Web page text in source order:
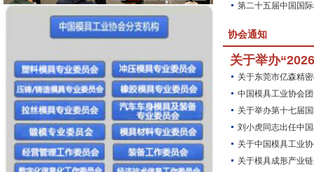
第二十五届中国国
协会通知
关于举办
关于东莞市亿森精
中国模具工业协会
关于举办第十七届
刘小虎同志出任中
关于中国模具工业
关于模具成形产业